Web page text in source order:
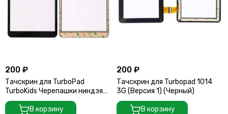
200 ₽
Тачскрин для TurboPad
TurboKids Черепашки ниндзя
3G (Версия 1) (Черный)
В корзину
200 ₽
Тачскрин для Turbopad 1014
3G (Версия 1) (Черный)
В корзину